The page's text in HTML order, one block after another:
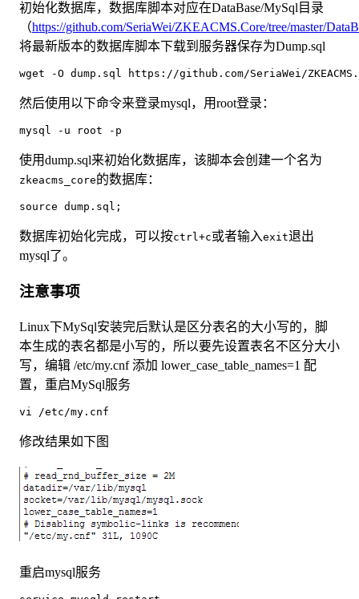
初始化数据库，数据库脚本对应在DataBase/MySql目录
（https://github.com/SeriaWei/ZKEACMS.Core/tree/master/
将最新版本的数据库脚本下载到服务器保存为Dump.sql
wget -O dump.sql https://github.com/SeriaWei/
然后使用以下命令来登录mysql，用root登录：
mysql -u root -p
使用dump.sql来初始化数据库，该脚本会创建一个名为
zkeacms_core的数据库：
source dump.sql;
数据库初始化完成，可以按ctrl+c或者输入exit退出
mysql了。
注意事项
Linux下MySql安装完后默认是区分表名的大小写的，脚
本生成的表名都是小写的，所以要先设置表名不区分大小
写，编辑 /etc/my.cnf 添加 lower_case_table_names=1 配
置，重启MySql服务
vi /etc/my.cnf
修改结果如下图
重启mysql服务